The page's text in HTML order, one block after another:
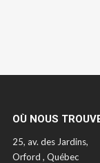
OÙ NOUS
25, av. des Jardins,
Orford , Québec